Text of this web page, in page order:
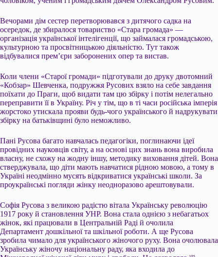
Вечорами дім сестер перетворювався з дитячого садка на
осередок, де збиралося товариство «Стара громада» —
організація української інтелігенції, що займалася громадською,
культурною та просвітницькою діяльністю. Тут також
відбувалися прем’єри заборонених опер та вистав.
Коли члени «Старої громади» підготували до друку двотомний
«Кобзар» Шевченка, подружжя Русових взяло на себе завдання
поїхати до Праги, щоб видати там цю збірку і потім нелегально
переправити її в Україну. Річ у тім, що в ті часи російська імперія
жорстоко утискала прояви будь-чого українського й надрукувати
збірку на батьківщині було неможливо.
Пані Русова багато навчалась педагогіки, поглинаючи ідеї
провідних науковців світу, а на основі цих знань вона виробила
власну, не схожу на жодну іншу, методику виховання дітей. Вона
стверджувала, що діти мають навчатися рідною мовою, а тому в
Україні неодмінно мусять відкриватися українські школи. За
проукраїнські погляди жінку неодноразово арештовували.
Софія Русова з великою радістю вітала Українську революцію
1917 року й становлення УНР. Вона стала однією з небагатьох
жінок, які працювали в Центральній Раді й очолила
Департамент дошкільної та шкільної роботи. А ще Русова
зробила чимало для українського жіночого руху. Вона очолювала
Українську жіночу національну раду, яка входила до